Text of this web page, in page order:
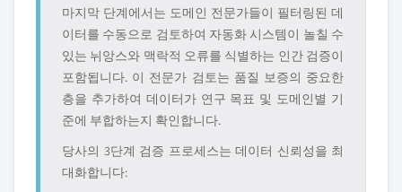
마지막 단계에서는 도메인 전문가들이 필터링된 데
이터를 수동으로 검토하여 자동화 시스템이 놀칠 수
있는 뉘앙스와 맥락적 오류를 식별하는 인간 검증이
포함됩니다. 이 전문가 검토는 품질 보증의 중요한
층을 추가하여 데이터가 연구 목표 및 도메인별 기
준에 부합하는지 확인합니다.
당사의 3단계 검증 프로세스는 데이터 신뢰성을 최
대화합니다: